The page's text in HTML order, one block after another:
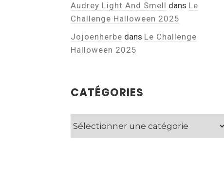
Audrey Light And Smell dans Le
Challenge Halloween 2025
Jojoenherbe dans Le Challenge
Halloween 2025
CATÉGORIES
Catégories